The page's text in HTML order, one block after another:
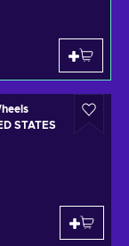
STATES